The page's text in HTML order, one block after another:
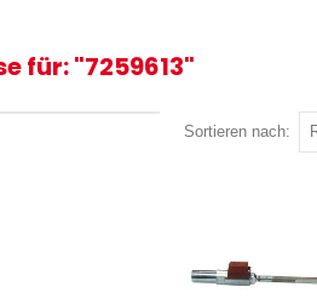
für: "7259613"
Sortieren nach